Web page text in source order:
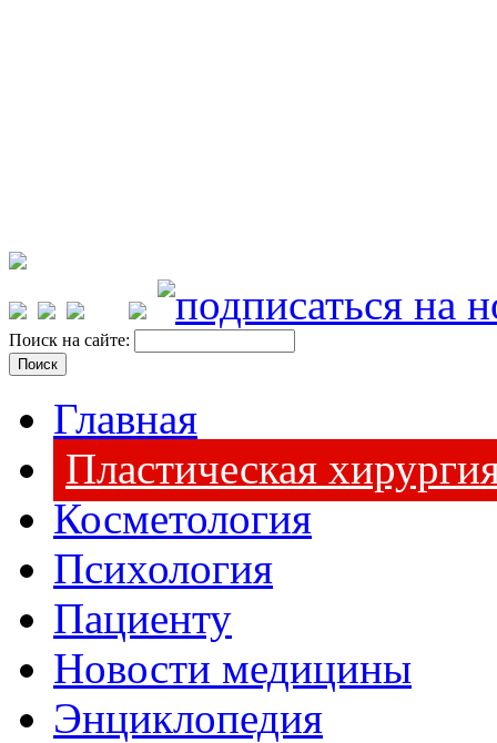
Поиск на сайте:
Главная
Пластическая
Косметология
Психология
Пациенту
Новости медицины
Энциклопедия